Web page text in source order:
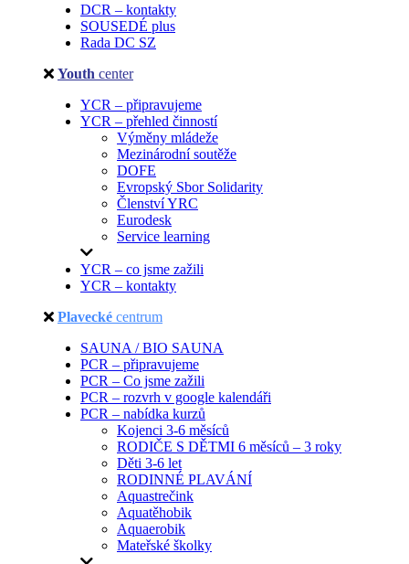
DCR – kontakty
SOUSEDÉ plus
Rada DC SZ
Youth center
YCR – připravujeme
YCR – přehled činností
Výměny mládeže
Mezinárodní soutěže
DOFE
Evropský Sbor Solidarity
Členství YRC
Eurodesk
Service learning
YCR – co jsme zažili
YCR – kontakty
Plavecké centrum
SAUNA / BIO SAUNA
PCR – připravujeme
PCR – Co jsme zažili
PCR – rozvrh v google kalendáři
PCR – nabídka kurzů
Kojenci 3-6 měsíců
RODIČE S DĚTMI 6 měsíců – 3 roky
Děti 3-6 let
RODINNÉ PLAVÁNÍ
Aquastrečink
Aquatěhobik
Aquaerobik
Mateřské školky